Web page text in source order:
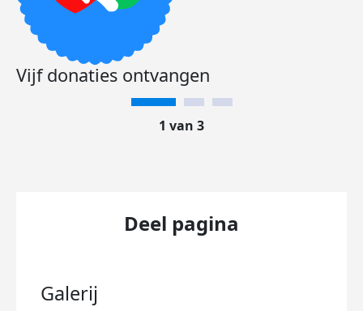
Vijf donaties ontvangen
1 van 3
Deel pagina
Galerij